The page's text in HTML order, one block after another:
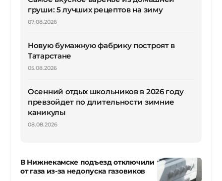
груши: 5 лучших рецептов на зиму
07.08.2026
Новую бумажную фабрику построят в
Татарстане
05.08.2026
Осенний отдых школьников в 2026 году
превзойдет по длительности зимние
каникулы
08.08.2026
В Нижнекамске подъезд отключили
от газа из-за недопуска газовиков